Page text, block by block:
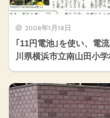
2008年1月18日
｢11円電池｣を使い、電
川県横浜市立南山田小